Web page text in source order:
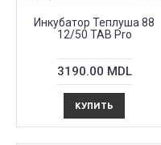
Инкубатор Теплуша 88
12/50 TAB Pro
3190.00 MDL
КУПИТЬ